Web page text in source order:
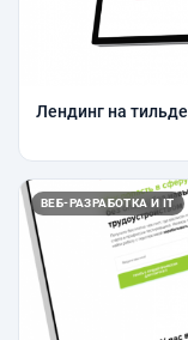
Лендинг на тильде
ВЕБ-РАЗРАБОТКА И IT